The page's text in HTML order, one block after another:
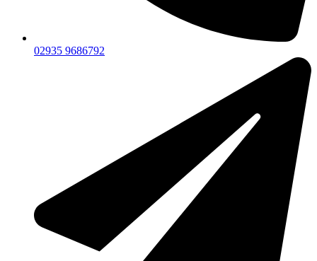
02935 9686792